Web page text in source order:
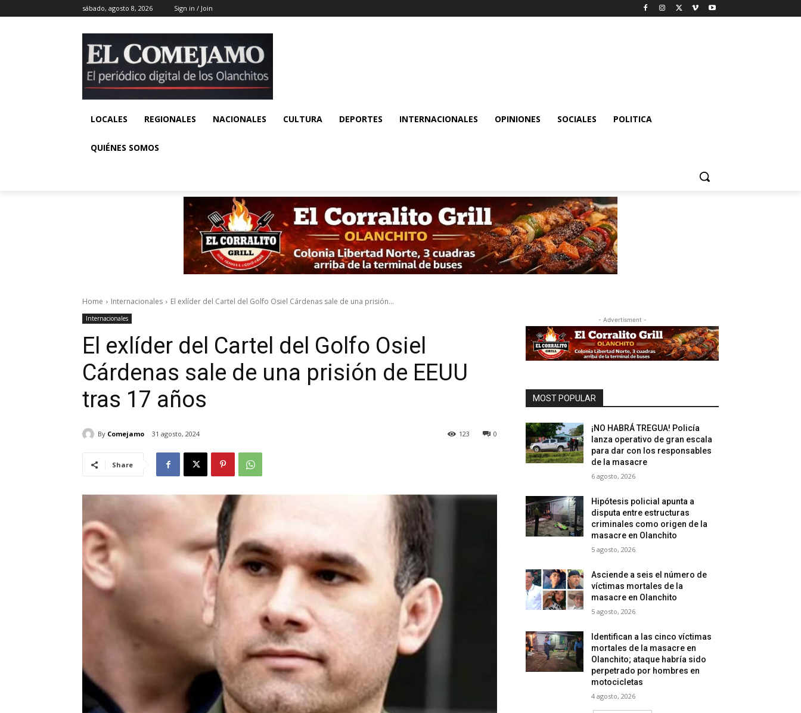
sábado, agosto 8, 2026 Sign in / Join
LOCALES REGIONALES NACIONALES CULTURA DEPORTES INTERNACIONALES OPINIONES SOCIALES POLITICA
QUIÉNES SOMOS
Home Internacionales El exlíder del Cartel del Golfo Osiel Cárdenas sale de una prisión...
Internacionales
El exlíder del Cartel del Golfo Osiel
Cárdenas sale de una prisión de EEUU
tras 17 años
By Comejamo 31 agosto, 2024 0
123
Share
- Advertisment -
MOST POPULAR
¡NO HABRÁ TREGUA! Policía
lanza operativo de gran escala
para dar con los responsables
de la masacre
6 agosto, 2026
Hipótesis policial apunta a
disputa entre estructuras
criminales como origen de la
masacre en Olanchito
5 agosto, 2026
Asciende a seis el número de
víctimas mortales de la
masacre en Olanchito
5 agosto, 2026
Identifican a las cinco víctimas
mortales de la masacre en
Olanchito; ataque habría sido
perpetrado por hombres en
motocicletas
4 agosto, 2026